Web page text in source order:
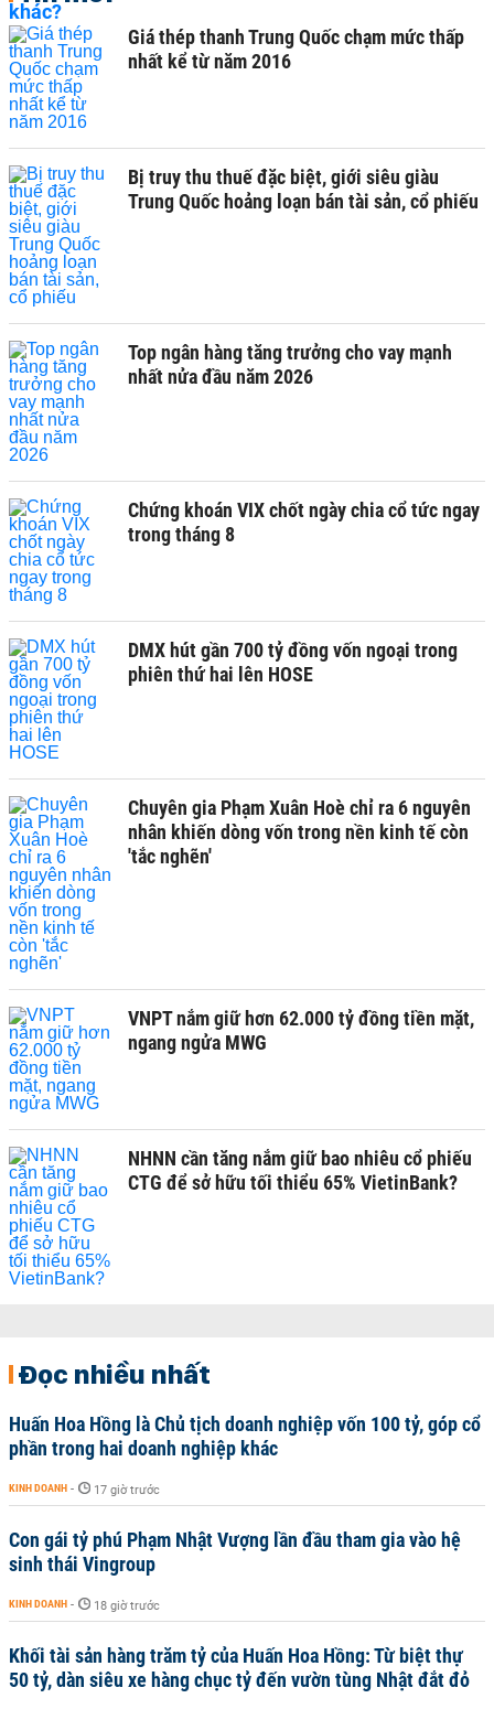
Giá thép thanh Trung Quốc chạm mức thấp
nhất kể từ năm 2016
Bị truy thu thuế đặc biệt, giới siêu giàu
Trung Quốc hoảng loạn bán tài sản, cổ phiếu
Top ngân hàng tăng trưởng cho vay mạnh
nhất nửa đầu năm 2026
Chứng khoán VIX chốt ngày chia cổ tức ngay
trong tháng 8
DMX hút gần 700 tỷ đồng vốn ngoại trong
phiên thứ hai lên HOSE
Chuyên gia Phạm Xuân Hoè chỉ ra 6 nguyên
nhân khiến dòng vốn trong nền kinh tế còn
'tắc nghẽn'
VNPT nắm giữ hơn 62.000 tỷ đồng tiền mặt,
ngang ngửa MWG
NHNN cần tăng nắm giữ bao nhiêu cổ phiếu
CTG để sở hữu tối thiểu 65% VietinBank?
Đọc nhiều nhất
Huấn Hoa Hồng là Chủ tịch doanh nghiệp vốn 100 tỷ, góp cổ
phần trong hai doanh nghiệp khác
KINH DOANH - 17 giờ trước
Con gái tỷ phú Phạm Nhật Vượng lần đầu tham gia vào hệ
sinh thái Vingroup
KINH DOANH - 18 giờ trước
Khối tài sản hàng trăm tỷ của Huấn Hoa Hồng: Từ biệt thự
50 tỷ, dàn siêu xe hàng chục tỷ đến vườn tùng Nhật đắt đỏ